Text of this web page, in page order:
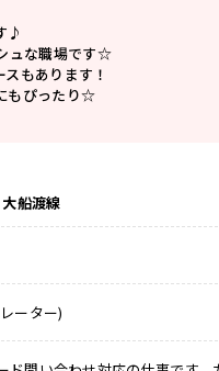
♪
ュな職場です☆
もあります！
もぴったり☆
船渡線
ーター)